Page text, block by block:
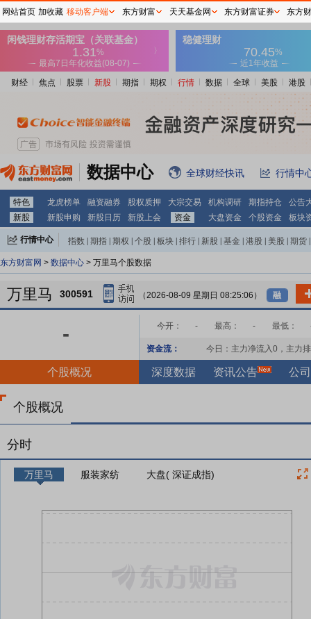
财经 焦点 股票 新股 期指 期权 行情 数据 全球 美股 港股
数据中心 全球财经快讯 行情中
特色 龙虎榜单 融资融券 股权质押 大宗交易 机构调研 期指持仓
公告
新股
新股申购 新股日历 新股上会 资金 大盘资金 个股资金 板块
行情中心 指数 期指 期权 个股 板块 排行 新股 基金 港股 美股 期货
东方财富网 > 数据中心 > 万里马个股数据
万里马 300591 （2026-08-09 星期日 08:25:06） 融
- 今开： - 最高： - 最低：
资金流： 今日：主力净流入0 ，主力
个股概况 深度数据 资讯公告 公
个股概况
分时
万里马 服装家纺 大盘( 深证成指)
网站首页 加收藏 移动客户端 东方财富 天天基金网 东方财富证券 东方